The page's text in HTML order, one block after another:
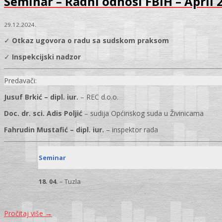
29.12.2024.
✓ Otkaz ugovora o radu sa sudskom praksom
✓Inspekcijski nadzor
Predavači:
Jusuf Brkić – dipl. iur. – REC d.o.o.
Doc. dr. sci. Adis Poljić– sudija Općinskog suda u Živinicama
Fahrudin Mustafić – dipl. iur.– inspektor rada
Seminar
18. 04.– Tuzla
Pročitaj više→